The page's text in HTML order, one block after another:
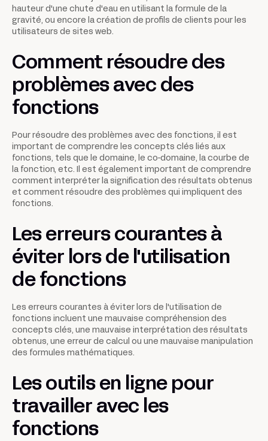
hauteur d'une chute d'eau en utilisant la formule de la
gravité, ou encore la création de profils de clients pour les
utilisateurs de sites web.
Comment résoudre des
problèmes avec des
fonctions
Pour résoudre des problèmes avec des fonctions, il est
important de comprendre les concepts clés liés aux
fonctions, tels que le domaine, le co-domaine, la courbe de
la fonction, etc. Il est également important de comprendre
comment interpréter la signification des résultats obtenus
et comment résoudre des problèmes qui impliquent des
fonctions.
Les erreurs courantes à
éviter lors de l'utilisation
de fonctions
Les erreurs courantes à éviter lors de l'utilisation de
fonctions incluent une mauvaise compréhension des
concepts clés, une mauvaise interprétation des résultats
obtenus, une erreur de calcul ou une mauvaise manipulation
des formules mathématiques.
Les outils en ligne pour
travailler avec les
fonctions